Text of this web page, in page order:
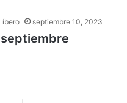
septiembre 10, 2023